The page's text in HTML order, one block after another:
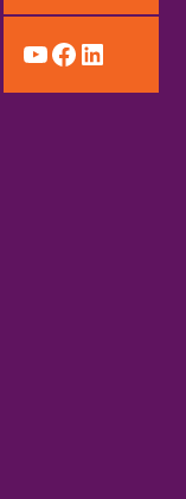
YouTube
Facebook
LinkedIn